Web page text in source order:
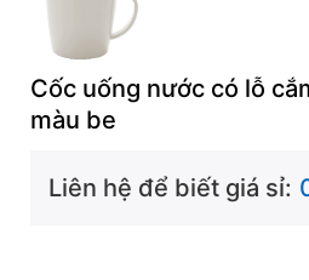
Cốc uống nước có lỗ
màu be
Liên hệ để biết giá sỉ: